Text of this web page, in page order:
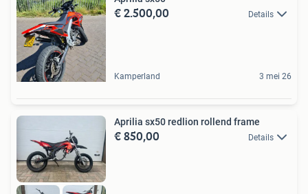
€ 2.500,00 Details
Kamperland 3 mei 26
Aprilia sx50 redlion rollend frame
€ 850,00 Details